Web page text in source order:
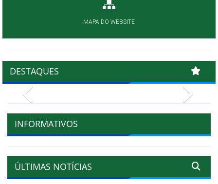
MAPA DO WEBSITE
DESTAQUES
INFORMATIVOS
ÚLTIMAS NOTÍCIAS